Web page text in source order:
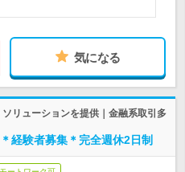
気になる
リューションを提供｜金融系取引多
経験者募集＊完全週休2日制